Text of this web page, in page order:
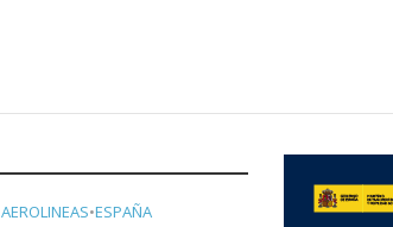
AEROLINEAS•ESPAÑA